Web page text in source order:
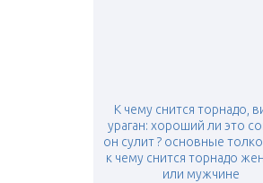
К чему снится торнадо,
ураган: хороший ли это
он сулит ? основные
к чему снится торнадо
или мужчине